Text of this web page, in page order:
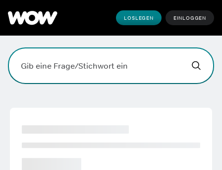
LOSLEGEN EINLOGGEN
Hallo, wobei